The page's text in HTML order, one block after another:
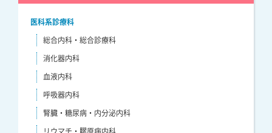
医科系診療科
総合内科・総合診療科
消化器内科
血液内科
呼吸器内科
腎臓・糖尿病・内分泌内科